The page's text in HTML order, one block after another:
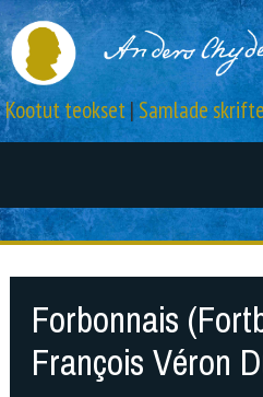
Kootut teokset|Samlade
Forbonnais
François Véron